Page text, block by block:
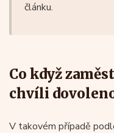
článku.
Co když
chvíli
V takovém případě